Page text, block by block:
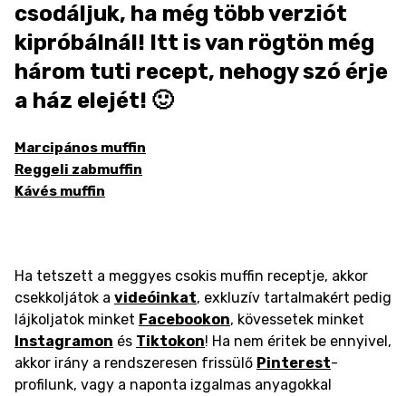
csodáljuk, ha még több verziót
kipróbálnál! Itt is van rögtön még
három tuti recept, nehogy szó érje
a ház elejét! 🙂
Marcipános muffin
Reggeli zabmuffin
Kávés muffin
Ha tetszett a meggyes csokis muffin receptje, akkor
csekkoljátok a videóinkat, exkluzív tartalmakért pedig
lájkoljatok minket Facebookon, kövessetek minket
Instagramon és Tiktokon! Ha nem éritek be ennyivel,
akkor irány a rendszeresen frissülő Pinterest-
profilunk, vagy a naponta izgalmas anyagokkal